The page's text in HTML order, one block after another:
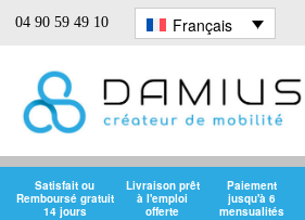
04 90 59 49 10 Français
Satisfait ou
Remboursé gratuit
14 jours
Livraison prêt
à l'emploi
offerte
Paiement
jusqu'à 6
mensualités